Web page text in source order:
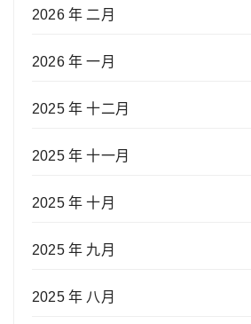
2026 年 二月
2026 年 一月
2025 年 十二月
2025 年 十一月
2025 年 十月
2025 年 九月
2025 年 八月